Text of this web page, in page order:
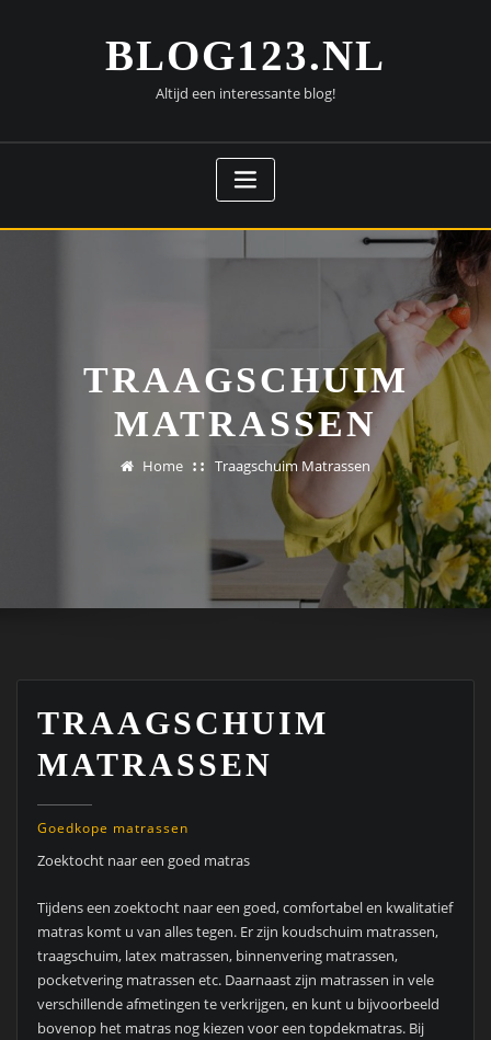
BLOG123.NL
Altijd een interessante blog!
TRAAGSCHUIM
MATRASSEN
Home Traagschuim Matrassen
TRAAGSCHUIM
MATRASSEN
Goedkope matrassen
Zoektocht naar een goed matras
Tijdens een zoektocht naar een goed, comfortabel en kwalitatief
matras komt u van alles tegen. Er zijn koudschuim matrassen,
traagschuim, latex matrassen, binnenvering matrassen,
pocketvering matrassen etc. Daarnaast zijn matrassen in vele
verschillende afmetingen te verkrijgen, en kunt u bijvoorbeeld
bovenop het matras nog kiezen voor een topdekmatras. Bij